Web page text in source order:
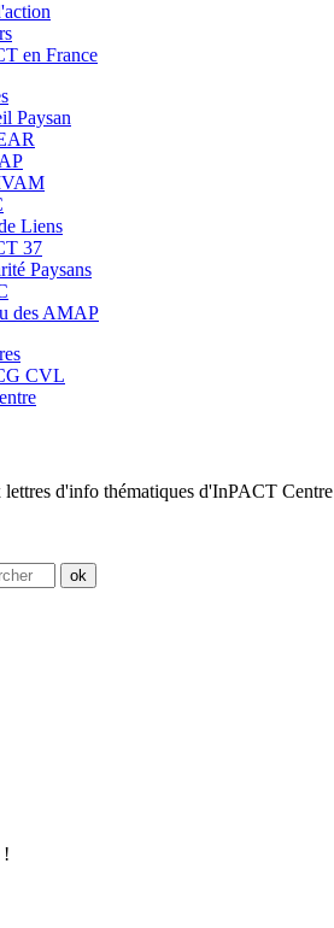
en France
Paysan
Liens
37
Paysans
des AMAP
CVL
d'info thématiques d'InPACT Centre
ok
!